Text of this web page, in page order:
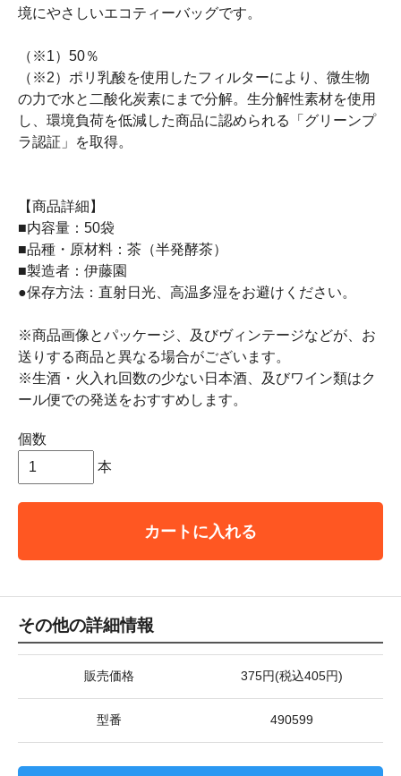
境にやさしいエコティーバッグです。
（※1）50％
（※2）ポリ乳酸を使用したフィルターにより、微生物
の力で水と二酸化炭素にまで分解。生分解性素材を使用
し、環境負荷を低減した商品に認められる「グリーンプ
ラ認証」を取得。
【商品詳細】
■内容量：50袋
■品種・原材料：茶（半発酵茶）
■製造者：伊藤園
●保存方法：直射日光、高温多湿をお避けください。
※商品画像とパッケージ、及びヴィンテージなどが、お
送りする商品と異なる場合がございます。
※生酒・火入れ回数の少ない日本酒、及びワイン類はク
ール便での発送をおすすめします。
個数
本
カートに入れる
その他の詳細情報
販売価格 375円(税込405円)
型番 490599